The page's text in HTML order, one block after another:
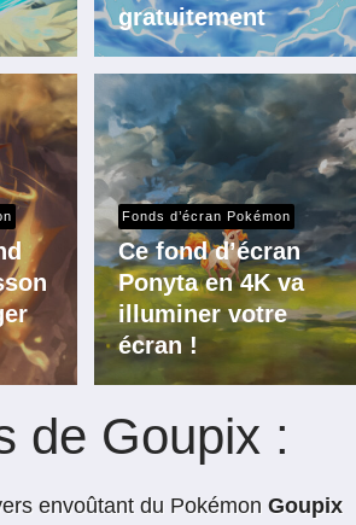
gratuitement
Fonds d’écran Pokémon
Ce fond d’écran
Ponyta en 4K va
illuminer votre
écran !
de Goupix :
envoûtant du Pokémon Goupix